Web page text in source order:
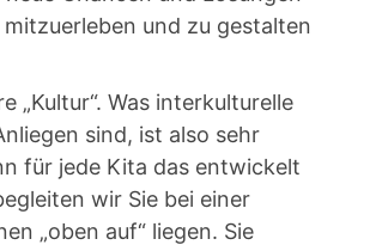
und zu gestalten
„Kultur“. Was interkulturelle
sind, ist also sehr
für jede Kita das entwickelt
wir Sie bei einer
„oben auf“ liegen. Sie